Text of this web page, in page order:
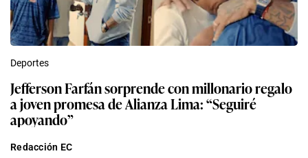
Deportes
Jefferson Farfán sorprende con millonario regalo
a joven promesa de Alianza Lima: “Seguiré
apoyando”
Redacción EC